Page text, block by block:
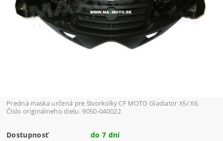
Predná maska určená pre štvorkolky CF MOTO Gladiator X5/ X6.
Číslo originálneho dielu: 9050-040022.
Dostupnosť do 7 dní